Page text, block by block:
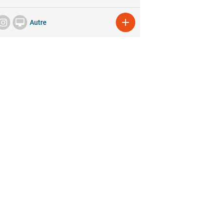
 Autre 